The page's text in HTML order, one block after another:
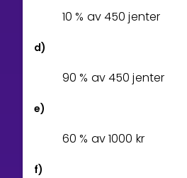
10 % av 450 jenter
d)
90 % av 450 jenter
e)
60 % av1000 kr
f)